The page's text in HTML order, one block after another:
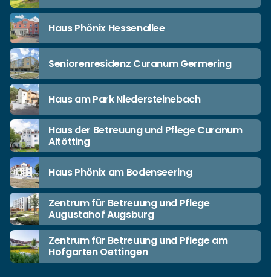
Haus Phönix Hessenallee
Seniorenresidenz Curanum Germering
Haus am Park Niedersteinebach
Haus der Betreuung und Pflege Curanum
Altötting
Haus Phönix am Bodenseering
Zentrum für Betreuung und Pflege
Augustahof Augsburg
Zentrum für Betreuung und Pflege am
Hofgarten Oettingen